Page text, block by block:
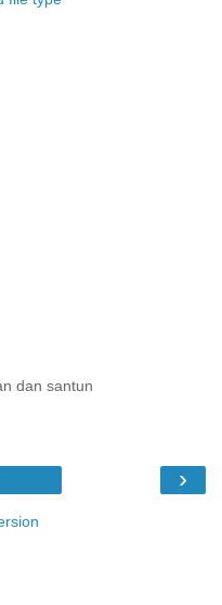
dan santun
›